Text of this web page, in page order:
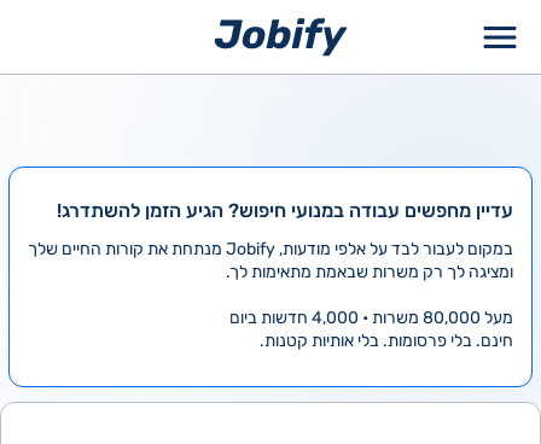
עדיין מחפשים עבודה במנועי חיפוש? הגיע הזמן להשתדרג!
במקום לעבור לבד על אלפי מודעות, Jobify מנתחת את קורות החיים שלך
ומציגה לך רק משרות שבאמת מתאימות לך.
מעל 80,000 משרות • 4,000 חדשות ביום
חינם. בלי פרסומות. בלי אותיות קטנות.